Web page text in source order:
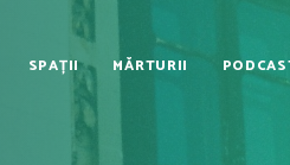
SPAȚII MĂRTURII